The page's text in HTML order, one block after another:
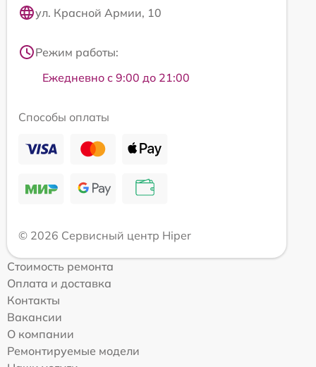
ул. Красной Армии, 10
Режим работы:
Ежедневно с 9:00 до 21:00
Способы оплаты
© 2026 Сервисный центр Hiper
Стоимость ремонта
Оплата и доставка
Контакты
Вакансии
О компании
Ремонтируемые модели